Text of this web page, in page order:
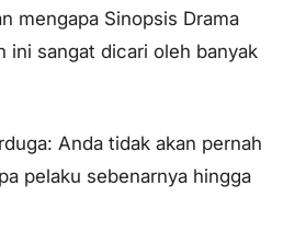
mengapa Sinopsis Drama
ini sangat dicari oleh banyak
Anda tidak akan pernah
pelaku sebenarnya hingga